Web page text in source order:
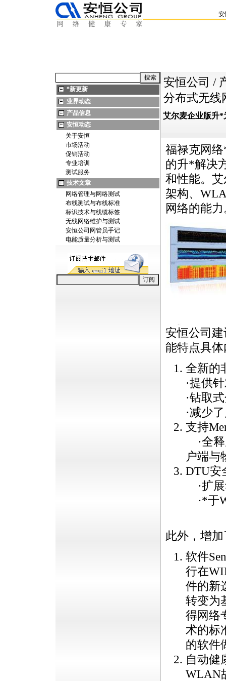
安
*新更新
业界动态
产品信息
安恒动态
关于安恒
市场活动
促销活动
专业培训
测试服务
技术文章
网络管理与网络测试
布线测试与布线标准
标识技术与线缆标签
无线网络维护与测试
安恒公司网管员手记
电能质量分析与测试
安恒公司 /
分布式无线
艾尔麦企业版升*
福禄克网络
的升*解决
和性能。
架构、
网络的能
安恒公司
能特点具
全新的
·提供
·钻取
·减少
支持
·全释
户端与
DTU安
·扩展
·*于
此外，增
软件
行在
件的新
转变为
得网络
术的标
的软件
自动健
WLAN